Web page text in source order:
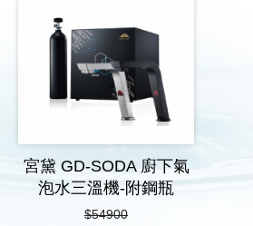
宮黛 GD-SODA 廚下氣
泡水三溫機-附鋼瓶
$54900